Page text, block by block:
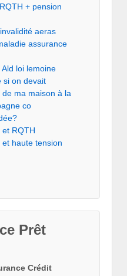
+ pension
aeras
assurance
loi lemoine
si on devait
ma maison à la
co
RQTH
haute tension
Prêt
Crédit